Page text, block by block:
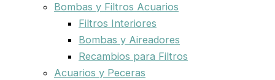
Bombas y Filtros Acuarios
Filtros Interiores
Bombas y Aireadores
Recambios para Filtros
Acuarios y Peceras